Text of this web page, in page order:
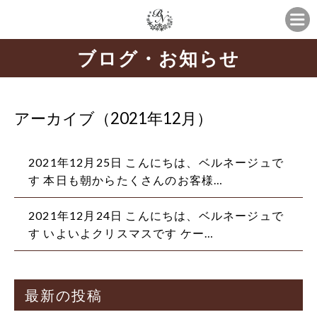
ブログ・お知らせ
アーカイブ（2021年12月）
2021年12月25日 こんにちは、ベルネージュで
す️ 本日も朝からたくさんのお客様…
2021年12月24日 こんにちは、ベルネージュで
す️ いよいよクリスマスです ケー…
最新の投稿